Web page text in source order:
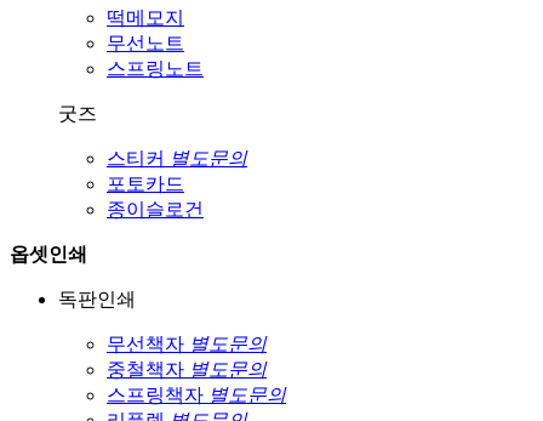
떡메모지
무선노트
스프링노트
굿즈
스티커 별도문의
포토카드
종이슬로건
옵셋인쇄
독판인쇄
무선책자 별도문의
중철책자 별도문의
스프링책자 별도문의